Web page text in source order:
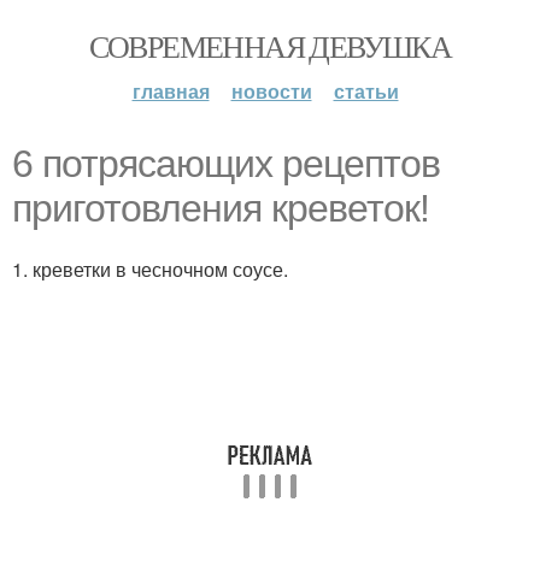
СОВРЕМЕННАЯ ДЕВУШКА
главная новости статьи
6 потрясающих рецептов
приготовления креветок!
1. креветки в чесночном соусе.